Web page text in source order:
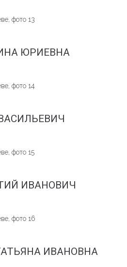
ЮРИЕВНА
ИВАНОВИЧ
ИВАНОВНА